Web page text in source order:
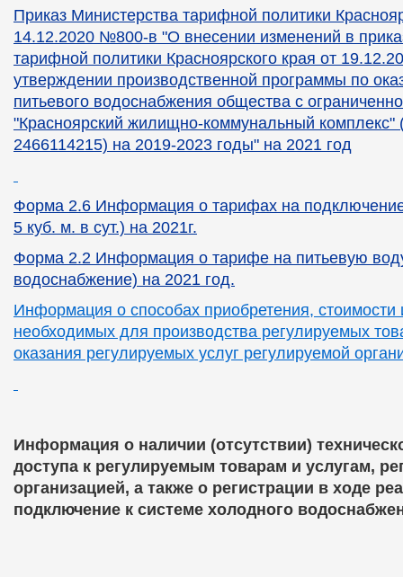
Приказ Министерства тарифной политики
14.12.2020 №800-в "О внесении изменений в
тарифной политики Красноярского края от
утверждении производственной программы по
питьевого водоснабжения общества с
"Красноярский жилищно-коммунальный комплекс"
2466114215) на 2019-2023 годы" на 2021 год
Форма 2.6 Информация о тарифах на
5 куб. м. в сут.) на 2021г.
Форма 2.2 Информация о тарифе на питьевую
водоснабжение) на 2021 год.
Информация о способах приобретения, стоимости
необходимых для производства регулируемых
оказания регулируемых услуг регулируемой
Информация о наличии (отсутствии)
доступа к регулируемым товарам и услугам,
организацией, а также о регистрации в ходе
подключение к системе холодного